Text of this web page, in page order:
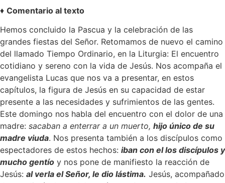
♦ Comentario al texto
Hemos concluido la Pascua y la celebración de las
grandes fiestas del Señor. Retomamos de nuevo el camino
del llamado Tiempo Ordinario, en la Liturgia: El encuentro
cotidiano y sereno con la vida de Jesús. Nos acompaña el
evangelista Lucas que nos va a presentar, en estos
capítulos, la figura de Jesús en su capacidad de estar
presente a las necesidades y sufrimientos de las gentes.
Este domingo nos habla del encuentro con el dolor de una
madre: sacaban a enterrar a un muerto, hijo único de su
madre viuda. Nos presenta también a los discípulos como
espectadores de estos hechos: iban con el los discípulos y
mucho gentío y nos pone de manifiesto la reacción de
Jesús: al verla el Señor, le dio lástima. Jesús, acompañado